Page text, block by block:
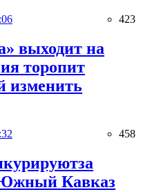
423
выходит на
торопит
изменить
458
Кавказ